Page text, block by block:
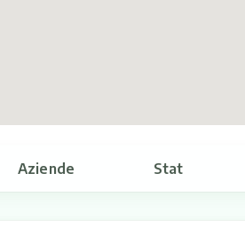
Aziende Stat